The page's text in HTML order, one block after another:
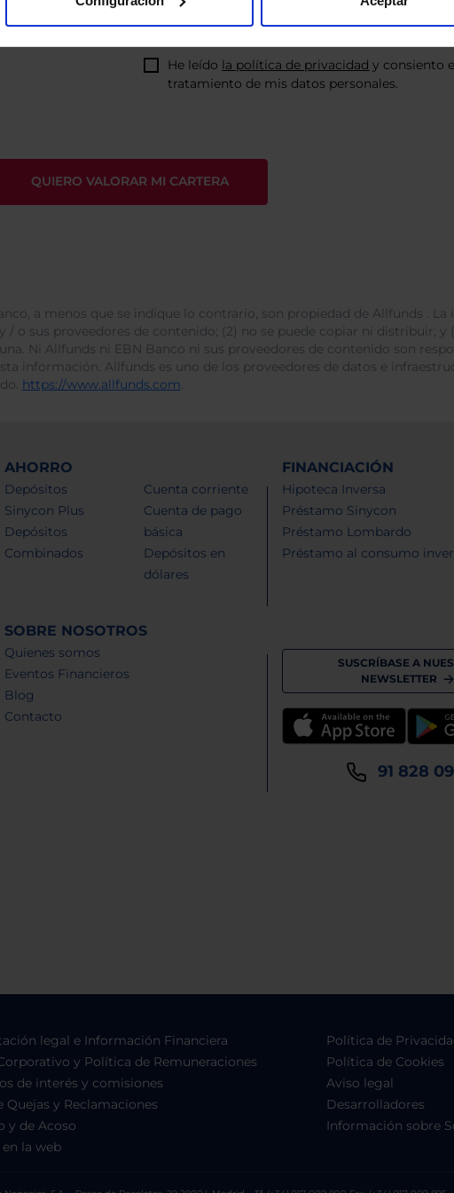
He leído la política de privacidad y consiento
tratamiento de mis datos personales.
a menos que se indique lo contrario, son propiedad de Allfunds .
/ o sus proveedores de contenido; (2) no se puede copiar ni distribuir; y
Ni Allfunds ni EBN Banco ni sus proveedores de contenido son
información. Allfunds es uno de los proveedores de datos e
https://www.allfunds.com.
AHORRO
Depósitos
Sinycon Plus
Depósitos
Combinados
Cuenta corriente
Cuenta de pago
básica
Depósitos en
dólares
FINANCIACIÓN
Hipoteca Inversa
Préstamo Sinycon
Préstamo Lombardo
Préstamo al consumo
SOBRE NOSOTROS
Quienes somos
Eventos Financieros
Blog
Contacto
SUSCRÍBASE A
NEWSLETTER
91 828 09
legal e Información Financiera
y Política de Remuneraciones
de interés y comisiones
Quejas y Reclamaciones
y de Acoso
la web
Política de
Política de Cookies
Aviso legal
Desarrolladores
Información sobre